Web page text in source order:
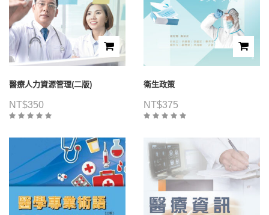
醫療人力資源管理(二版)
NT$350
衛生政策
NT$375